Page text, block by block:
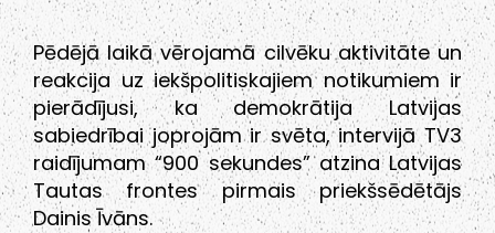
Pēdējā laikā vērojamā cilvēku aktivitāte un
reakcija uz iekšpolitiskajiem notikumiem ir
pierādījusi, ka demokrātija Latvijas
sabiedrībai joprojām ir svēta, intervijā TV3
raidījumam “900 sekundes” atzina Latvijas
Tautas frontes pirmais priekšsēdētājs
Dainis Īvāns.